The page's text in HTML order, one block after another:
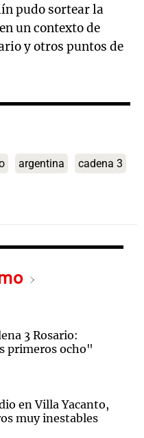
pudo sortear la
un contexto de
y otros puntos de
argentina cadena 3
3 Rosario:
primeros ocho"
en Villa Yacanto,
muy inestables